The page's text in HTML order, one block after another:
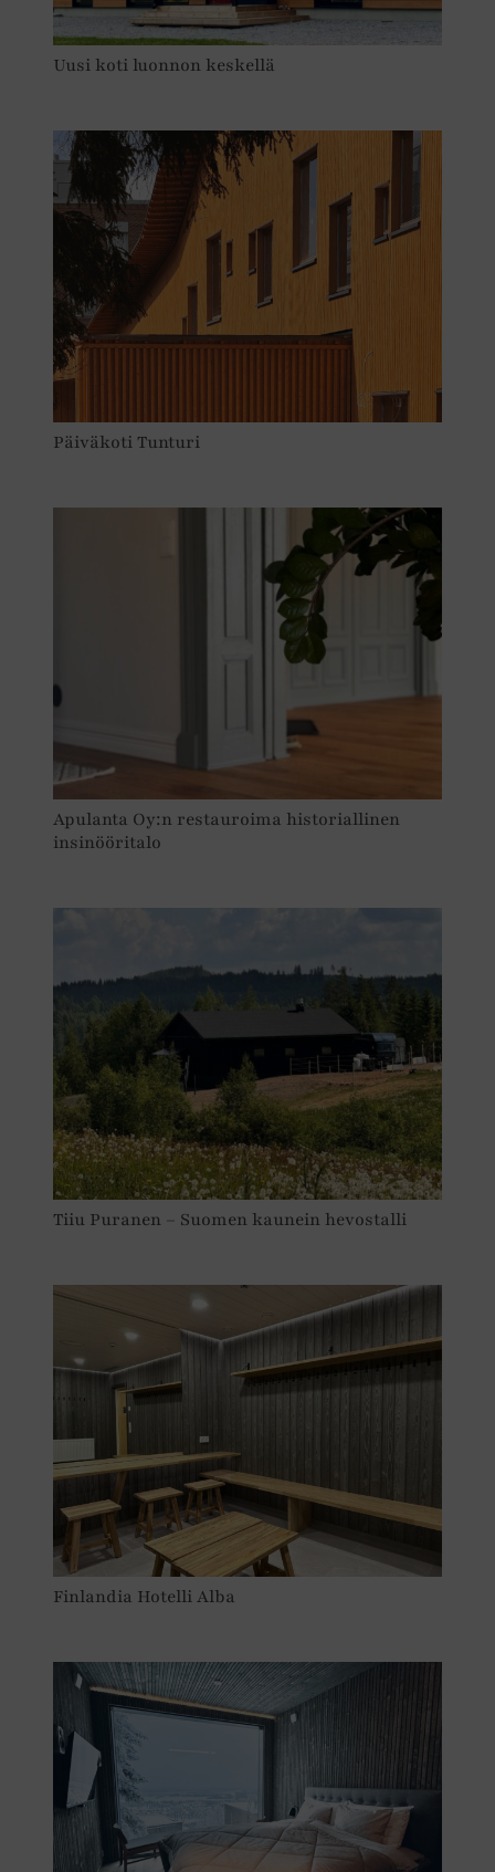
Uusi koti luonnon keskellä
Päiväkoti Tunturi
Apulanta Oy:n restauroima historiallinen
insinööritalo
Tiiu Puranen – Suomen kaunein hevostalli
Finlandia Hotelli Alba